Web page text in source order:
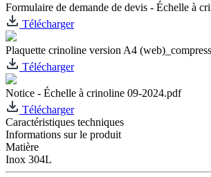
Formulaire de demande de devis - Échelle à
Télécharger
Plaquette crinoline version A4
Télécharger
Notice - Échelle à crinoline 09-2024.pdf
Télécharger
Caractéristiques techniques
Informations sur le produit
Matière
Inox 304L